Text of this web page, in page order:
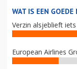
WAT IS EEN
Verzin alsjeblieft
European Airlines